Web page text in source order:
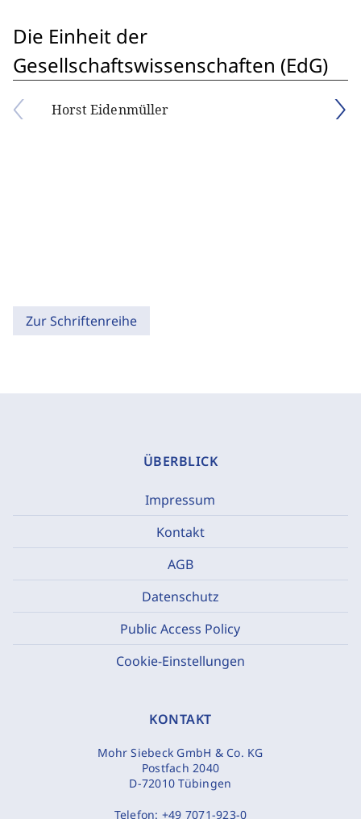
Die Einheit der
Gesellschaftswissenschaften (EdG)
Horst Eidenmüller
Zur Schriftenreihe
ÜBERBLICK
Impressum
Kontakt
AGB
Datenschutz
Public Access Policy
Cookie-Einstellungen
KONTAKT
Mohr Siebeck GmbH & Co. KG
Postfach 2040
D-72010 Tübingen
Telefon: +49 7071-923-0